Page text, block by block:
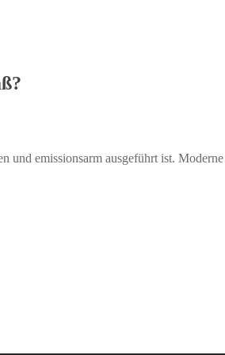
und emissionsarm ausgeführt ist.